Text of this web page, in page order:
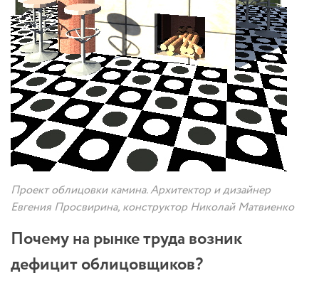
Проект облицовки камина. Архитектор и дизайнер
Евгения Просвирина, конструктор Николай Матвиенко
Почему на рынке труда возник
дефицит облицовщиков?